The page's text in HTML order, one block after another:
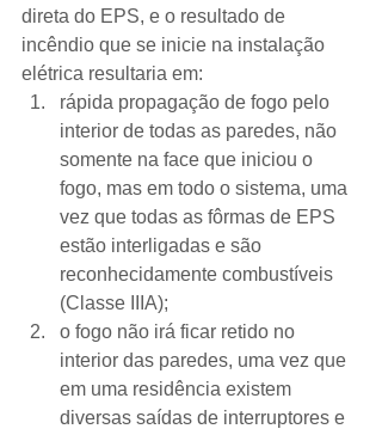
direta do EPS, e o resultado de
incêndio que se inicie na instalação
elétrica resultaria em:
rápida propagação de fogo pelo
interior de todas as paredes, não
somente na face que iniciou o
fogo, mas em todo o sistema, uma
vez que todas as fôrmas de EPS
estão interligadas e são
reconhecidamente combustíveis
(Classe IIIA);
o fogo não irá ficar retido no
interior das paredes, uma vez que
em uma residência existem
diversas saídas de interruptores e